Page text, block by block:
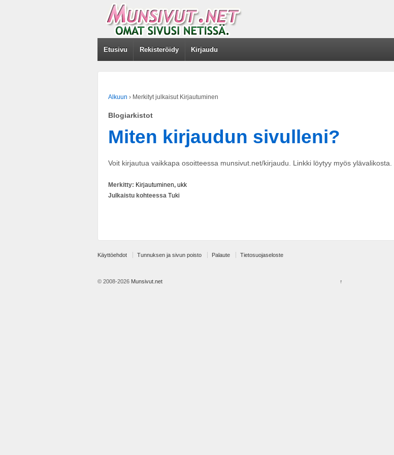
Etusivu Rekisteröidy Kirjaudu
Alkuun › Merkityt julkaisut Kirjautuminen
Blogiarkistot
Miten kirjaudun sivulleni?
Voit kirjautua vaikkapa osoitteessa munsivut.net/kirjaudu. Linkki löytyy myös ylävalikosta.
Merkitty: Kirjautuminen, ukk
Julkaistu kohteessa Tuki
Käyttöehdot Tunnuksen ja sivun poisto Palaute Tietosuojaseloste
© 2008-2026 Munsivut.net ↑